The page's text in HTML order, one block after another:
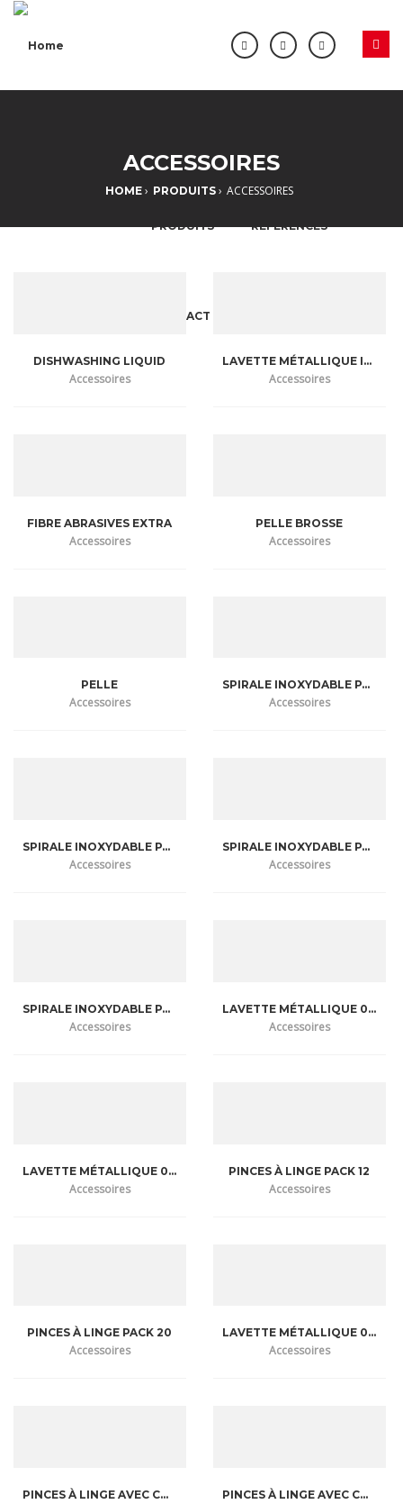
PRODUITS RÉFÉRENCES
CONTACT
ACCESSOIRES
Y
O
E
HOME › PRODUITS › ACCESSOIRES
DISHWASHING LIQUID
Accessoires
LAVETTE MÉTALLIQUE INOX
Accessoires
FIBRE ABRASIVES EXTRA
Accessoires
PELLE BROSSE
Accessoires
PELLE
Accessoires
SPIRALE INOXYDABLE PACK 02
Accessoires
SPIRALE INOXYDABLE PACK 12
Accessoires
SPIRALE INOXYDABLE PACK 03 (1)
Accessoires
SPIRALE INOXYDABLE PACK 03 (2)
Accessoires
LAVETTE MÉTALLIQUE 06 PIÉCES
Accessoires
LAVETTE MÉTALLIQUE 03 PIÉCES
Accessoires
PINCES À LINGE PACK 12
Accessoires
PINCES À LINGE PACK 20
Accessoires
LAVETTE MÉTALLIQUE 02 PIÉCES
Accessoires
PINCES À LINGE AVEC CORBEILLE PACK 20 PINCES À LINGE AVEC CORBEILLE PACK 32